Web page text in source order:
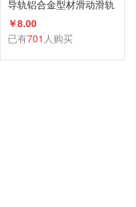
导轨铝合金型材滑动滑轨
滑台滑块厂家直销
￥8.00
已有701 人购买